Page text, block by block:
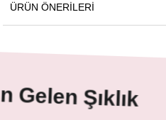
ÜRÜN ÖNERILERI
Şıklık